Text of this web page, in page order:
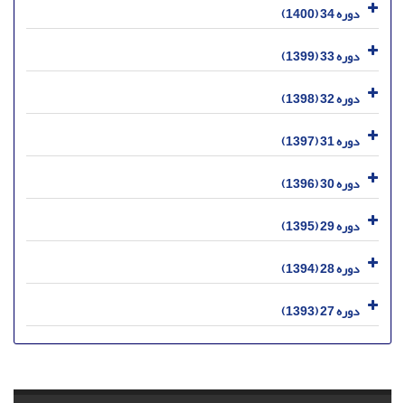
دوره 34 (1400)
دوره 33 (1399)
دوره 32 (1398)
دوره 31 (1397)
دوره 30 (1396)
دوره 29 (1395)
دوره 28 (1394)
دوره 27 (1393)